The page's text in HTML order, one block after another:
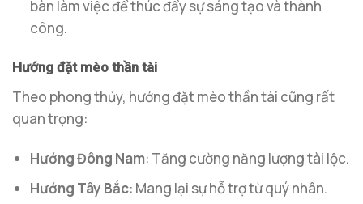
bàn làm việc để thúc đẩy sự sáng tạo và thành
công.
Hướng đặt mèo thần tài
Theo phong thủy, hướng đặt mèo thần tài cũng rất
quan trọng:
Hướng Đông Nam: Tăng cường năng lượng tài lộc.
Hướng Tây Bắc: Mang lại sự hỗ trợ từ quý nhân.